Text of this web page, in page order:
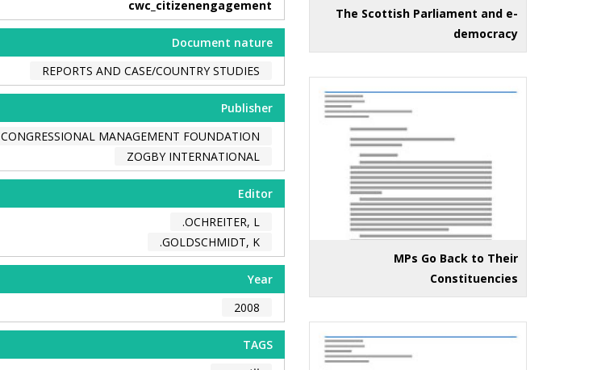
cwc_citizenengagement
Document nature
REPORTS AND CASE/COUNTRY STUDIES
Publisher
CONGRESSIONAL MANAGEMENT FOUNDATION
ZOGBY INTERNATIONAL
Editor
OCHREITER, L.
GOLDSCHMIDT, K.
Year
2008
TAGS
The Scottish Parliament and e-
democracy
MPs Go Back to Their
Constituencies